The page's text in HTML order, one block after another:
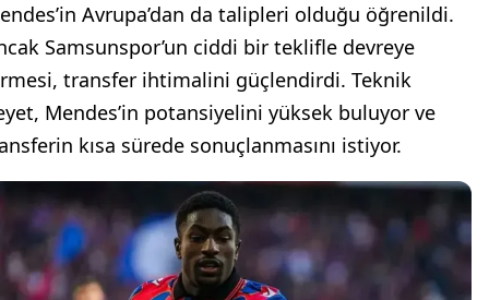
Avrupa’dan da talipleri olduğu öğrenildi.
Samsunspor’un ciddi bir teklifle devreye
transfer ihtimalini güçlendirdi. Teknik
Mendes’in potansiyelini yüksek buluyor ve
kısa sürede sonuçlanmasını istiyor.